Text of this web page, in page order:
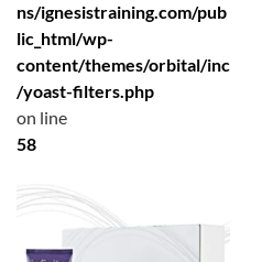
ns/ignesistraining.com/pub
lic_html/wp-
content/themes/orbital/inc
/yoast-filters.php
on line
58